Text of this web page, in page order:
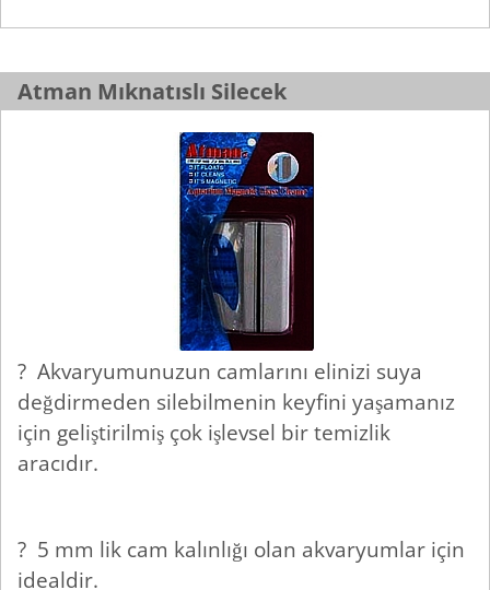
Atman Mıknatıslı Silecek
? Akvaryumunuzun camlarını elinizi suya
değdirmeden silebilmenin keyfini yaşamanız
için geliştirilmiş çok işlevsel bir temizlik
aracıdır.
? 5 mm lik cam kalınlığı olan akvaryumlar için
idealdir.